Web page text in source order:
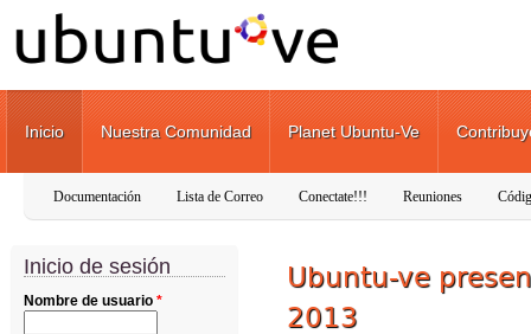
Pasar al contenido principal
Inicio Nuestra Comunidad Planet Ubuntu-Ve
Documentación Lista de Correo Conectate!!! Reuniones
Inicio de sesión
Nombre de usuario *
Ubuntu-ve
2013